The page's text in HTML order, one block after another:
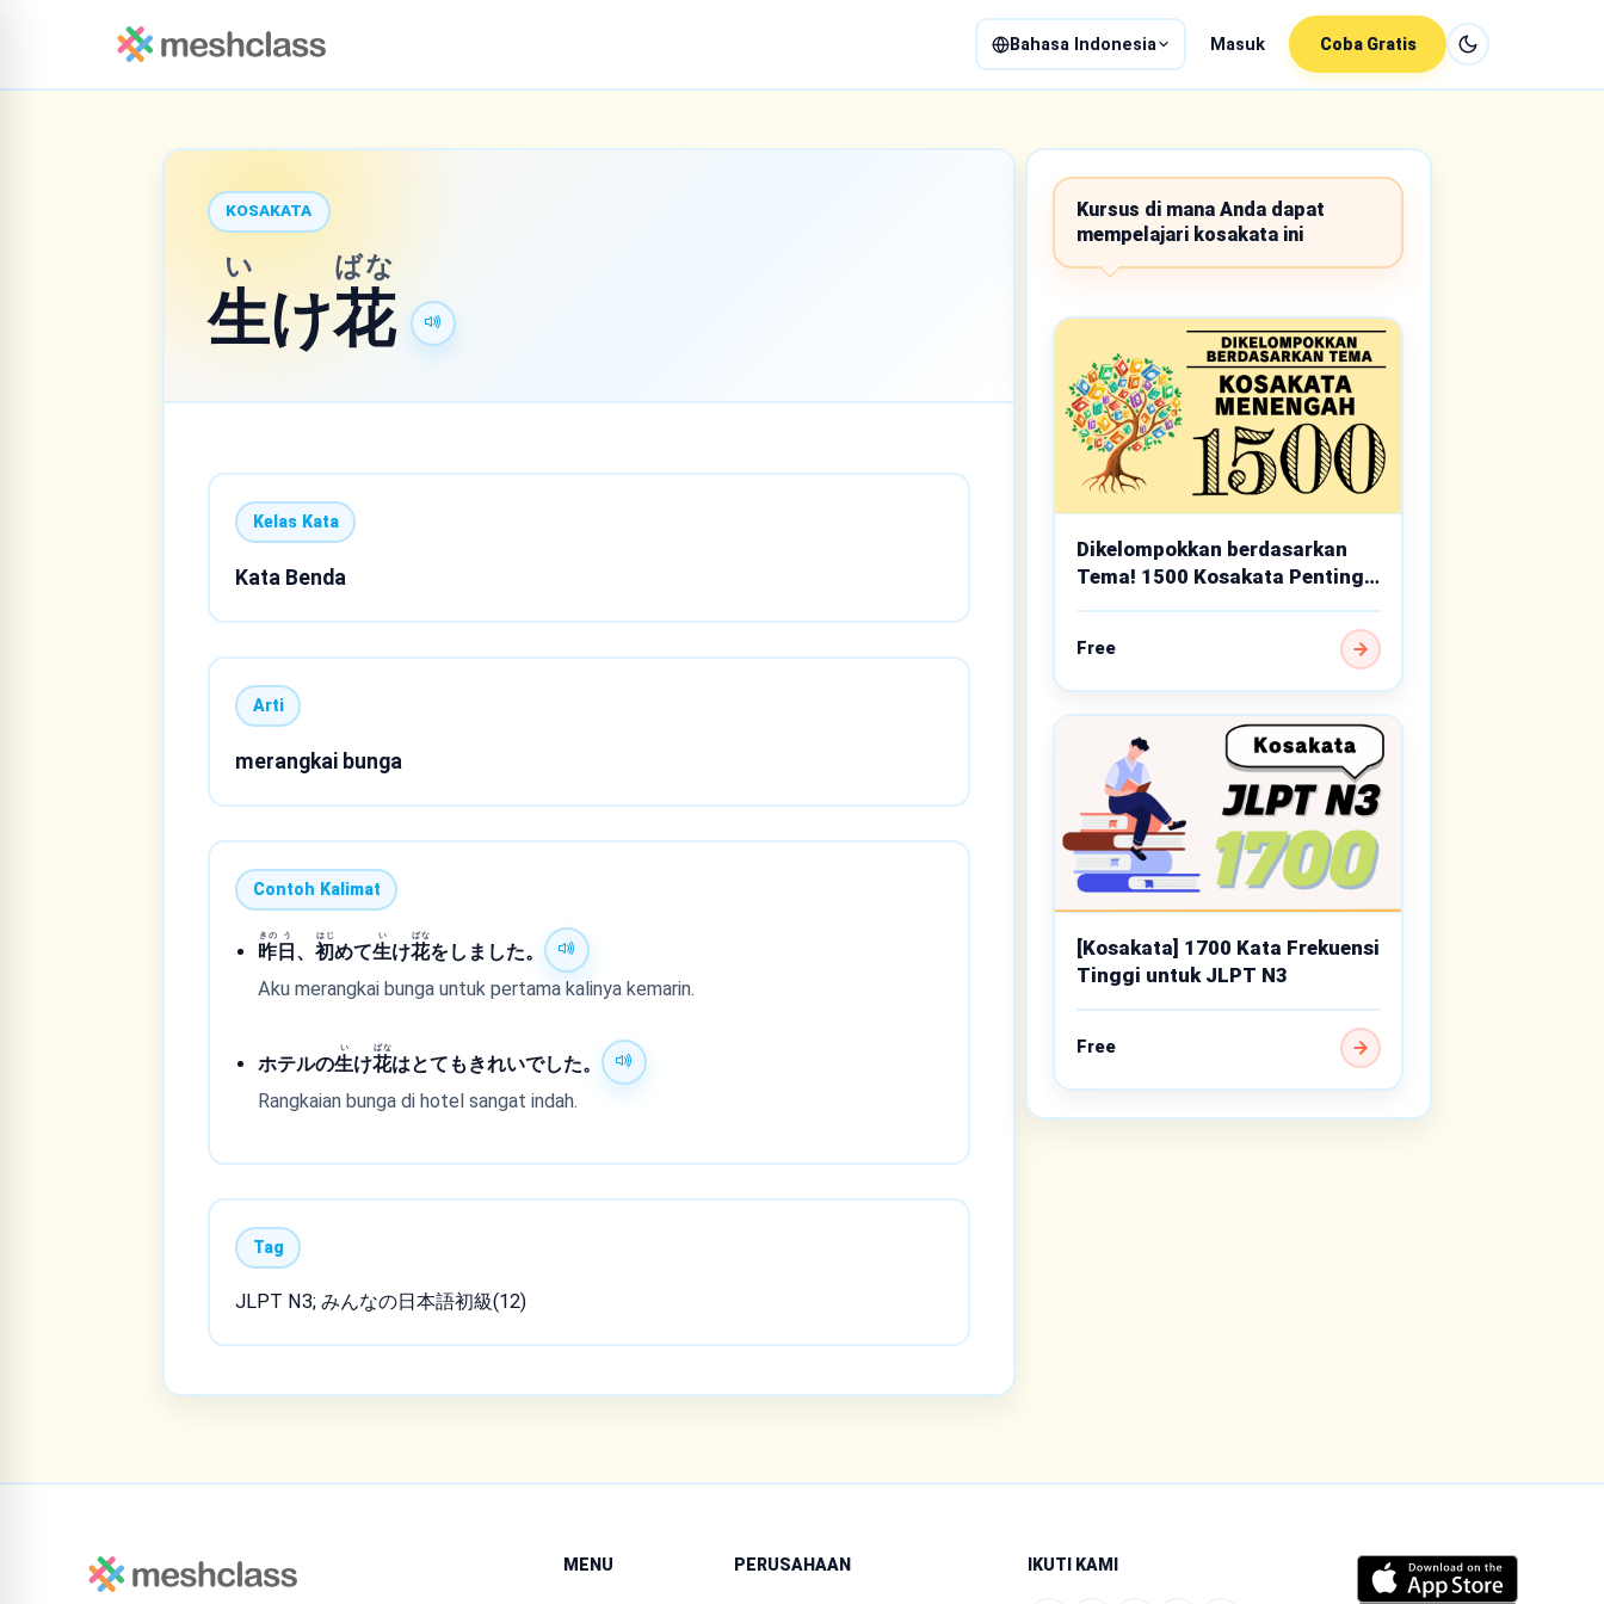
Bahasa Indonesia Masuk Coba Gratis
KOSAKATA
生
い
け花
ばな
Kelas Kata
Kata Benda
Arti
merangkai bunga
Contoh Kalimat
昨
きの
日
う
、初
はじ
めて生
い
け花
ばな
をしました。
Aku merangkai bunga untuk pertama kalinya kemarin.
ホテルの生
い
け花
ばな
はとてもきれいでした。
Rangkaian bunga di hotel sangat indah.
Tag
JLPT N3; みんなの日本語初級(12)
Kursus di mana Anda dapat
mempelajari kosakata ini
Dikelompokkan berdasarkan
Tema! 1500 Kosakata Penting
Tingkat Menengah
Free
[Kosakata] 1700 Kata Frekuensi
Tinggi untuk JLPT N3
Free
MENU PERUSAHAAN IKUTI KAMI